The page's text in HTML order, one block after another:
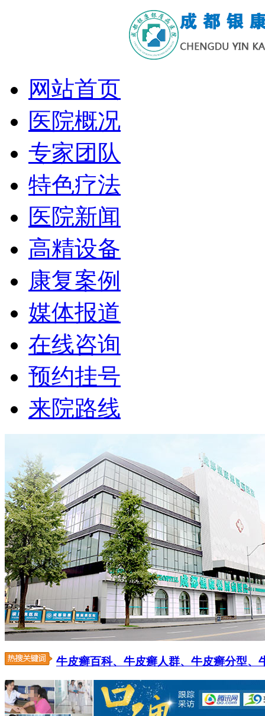
网站首页
医院概况
专家团队
特色疗法
医院新闻
高精设备
康复案例
媒体报道
在线咨询
预约挂号
来院路线
牛皮癣百科、 牛皮癣人群、 牛皮癣分型、